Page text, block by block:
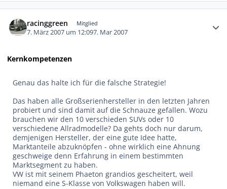
racinggreen Mitglied
7. März 2007 um 12:097. Mar 2007
Kernkompetenzen
Genau das halte ich für die falsche Strategie!
Das haben alle Großserienhersteller in den letzten Jahren
probiert und sind damit auf die Schnauze gefallen. Wozu
brauchen wir den 10 verschieden SUVs oder 10
verschiedene Allradmodelle? Da gehts doch nur darum,
demjenigen Hersteller, der eine gute Idee hatte,
Marktanteile abzuknöpfen - ohne wirklich eine Ahnung
geschweige denn Erfahrung in einem bestimmten
Marktsegment zu haben.
VW ist mit seinem Phaeton grandios gescheitert, weil
niemand eine S-Klasse von Volkswagen haben will.